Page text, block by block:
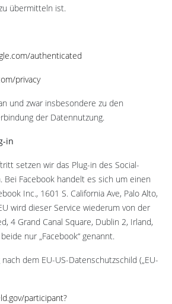
übermitteln ist.
authenticated
privacy
und zwar insbesondere zu den
der Datennutzung.
in
setzen wir das Plug-in des Social-
Bei Facebook handelt es sich um einen
Inc., 1601 S. California Ave, Palo Alto,
wird dieser Service wiederum von der
4 Grand Canal Square, Dublin 2, Irland,
nur „Facebook“ genannt.
dem EU-US-Datenschutzschild („EU-
participant?